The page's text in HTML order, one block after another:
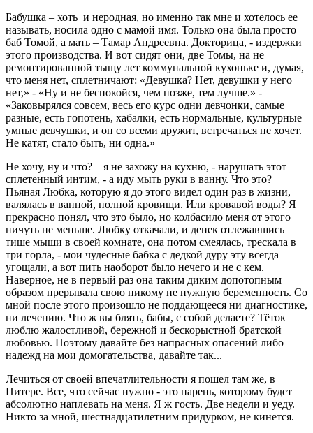
Бабушка – хоть и неродная, но именно так мне и хотелось ее
называть, носила одно с мамой имя. Только она была просто
баб Томой, а мать – Тамар Андреевна. Докторица, - издержки
этого производства. И вот сидят они, две Томы, на не
ремонтированной тыщу лет коммунальной кухоньке и, думая,
что меня нет, сплетничают: «Девушка? Нет, девушки у него
нет,» - «Ну и не беспокойся, чем позже, тем лучше.» -
«Заковырялся совсем, весь его курс одни девчонки, самые
разные, есть гопотень, хабалки, есть нормальные, культурные
умные девчушки, и он со всеми дружит, встречаться не хочет.
Не катят, стало быть, ни одна.»
Не хочу, ну и что? – я не захожу на кухню, - нарушать этот
сплетенный интим, - а иду мыть руки в ванну. Что это?
Пьяная Любка, которую я до этого видел один раз в жизни,
валялась в ванной, полной кровищи. Или кровавой воды? Я
прекрасно понял, что это было, но колбасило меня от этого
ничуть не меньше. Любку откачали, и денек отлежавшись
тише мыши в своей комнате, она потом смеялась, трескала в
три горла, - мои чудесные бабка с дедкой дуру эту всегда
угощали, а вот пить наоборот было нечего и не с кем.
Наверное, не в первый раз она таким диким допотопным
образом прерывала свою никому не нужную беременность. Со
мной после этого произошло не поддающееся ни диагностике,
ни лечению. Что ж вы блять, бабы, с собой делаете? Тёток
люблю жалостливой, бережной и бескорыстной братской
любовью. Поэтому давайте без напрасных опасений либо
надежд на мои домогательства, давайте так...
Лечиться от своей впечатлительности я пошел там же, в
Питере. Все, что сейчас нужно - это парень, которому будет
абсолютно наплевать на меня. Я ж гость. Две недели и уеду.
Никто за мной, шестнадцатилетним придурком, не кинется.